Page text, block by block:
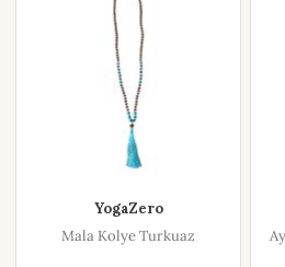
YogaZero
Mala Kolye Turkuaz